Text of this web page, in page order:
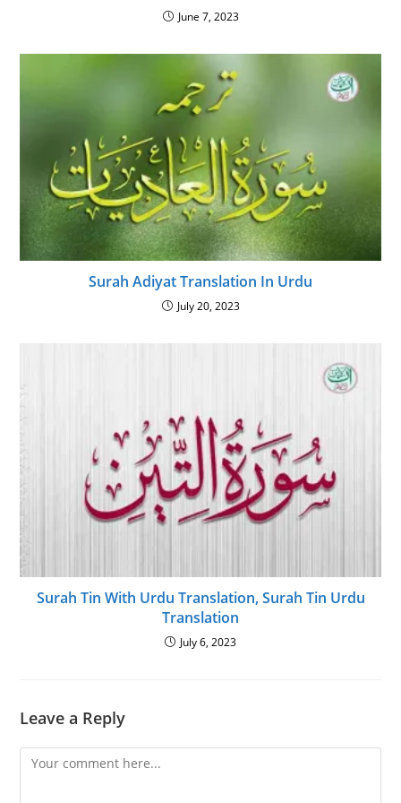
June 7, 2023
Surah Adiyat Translation In Urdu
July 20, 2023
Surah Tin With Urdu Translation, Surah Tin Urdu
Translation
July 6, 2023
Leave a Reply
Comment